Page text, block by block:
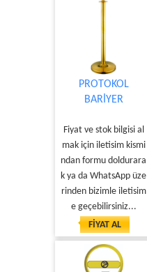
PROTOKOL
BARİYER
Fiyat ve stok bilgisi al
mak için iletisim kismi
ndan formu doldurara
k ya da WhatsApp üze
rinden bizimle iletisim
e geçebilirsiniz...
FİYAT AL